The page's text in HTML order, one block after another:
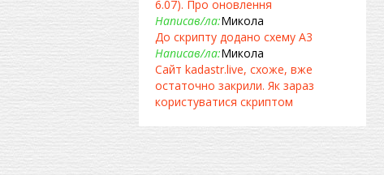
6.07). Про оновлення
Написав/ла:Микола
До скрипту додано схему А3
Написав/ла:Микола
Сайт kadastr.live, схоже, вже
остаточно закрили. Як зараз
користуватися скриптом